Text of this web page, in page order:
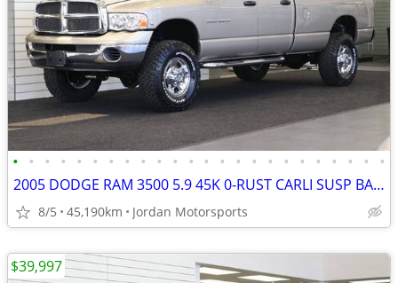
• • • • • • • • • • • • • • • • • • • • • • • •
2005 DODGE RAM 3500 5.9 45K 0-RUST CARLI SUSP BANKS PKG 2500 2006 2007
8/5 45,190km Jordan Motorsports
$39,997